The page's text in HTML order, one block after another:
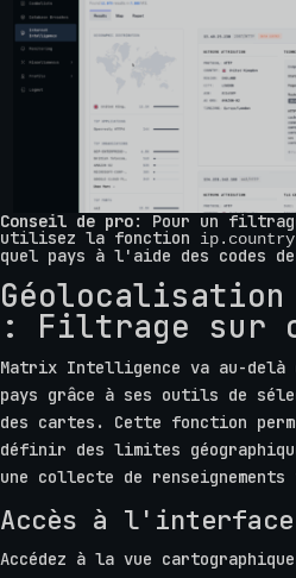
Conseil de pro: Pour un
utilisez la fonction ip.country
quel pays à l'aide des codes
: Filtrage sur
Matrix Intelligence va au-delà
pays grâce à ses outils de
des cartes. Cette fonction
définir des limites
une collecte de
Accès à l'interface
Accédez à la vue